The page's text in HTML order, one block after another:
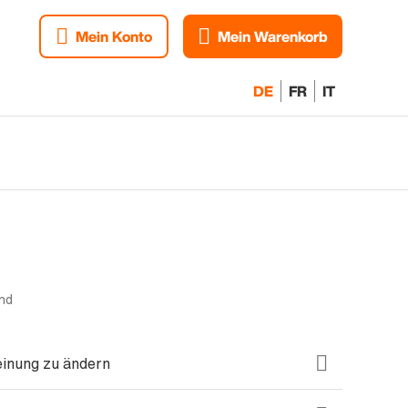
Mein Konto Mein Warenkorb
DE FR IT
zu ändern